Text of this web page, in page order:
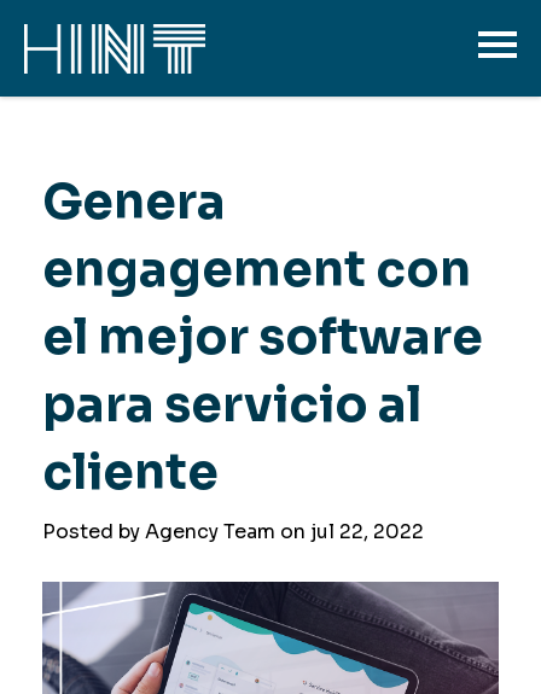
Genera
engagement con
el mejor software
para servicio al
cliente
Posted by Agency Team on jul 22, 2022